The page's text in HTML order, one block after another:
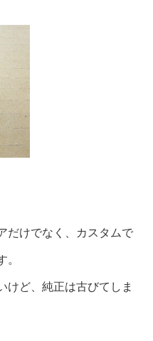
だけでなく、カスタムで
けど、純正は古びてしま